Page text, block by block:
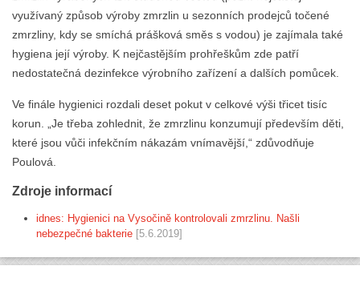
využívaný způsob výroby zmrzlin u sezonních prodejců točené
zmrzliny, kdy se smíchá prášková směs s vodou) je zajímala také
hygiena její výroby. K nejčastějším prohřeškům zde patří
nedostatečná dezinfekce výrobního zařízení a dalších pomůcek.
Ve finále hygienici rozdali deset pokut v celkové výši třicet tisíc
korun. „Je třeba zohlednit, že zmrzlinu konzumují především děti,
které jsou vůči infekčním nákazám vnímavější,“ zdůvodňuje
Poulová.
Zdroje informací
idnes: Hygienici na Vysočině kontrolovali zmrzlinu. Našli
nebezpečné bakterie [5.6.2019]